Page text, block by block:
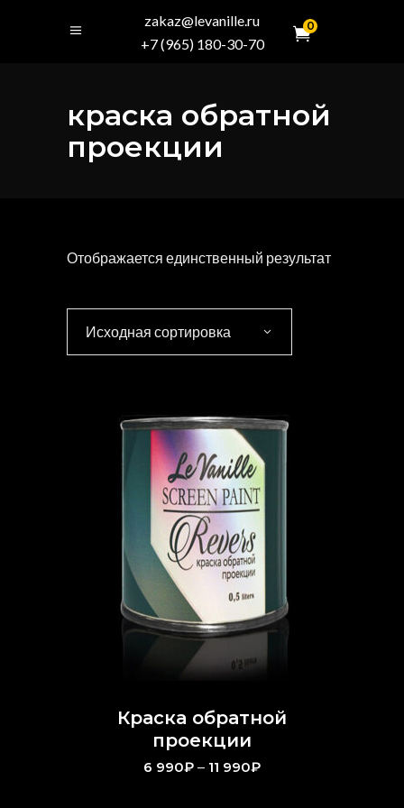
zakaz@levanille.ru
+7 (965) 180-30-70
0
краска обратной
проекции
Отображается единственный результат
Исходная сортировка
Краска обратной
проекции
6 990₽ – 11 990₽